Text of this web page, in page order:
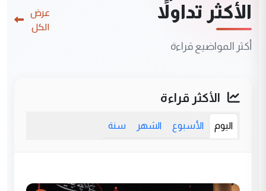
الأكثر تداولاً
أكثر المواضيع قراءة
عرض
الكل
الأكثر قراءة
اليوم الأسبوع الشهر سنة